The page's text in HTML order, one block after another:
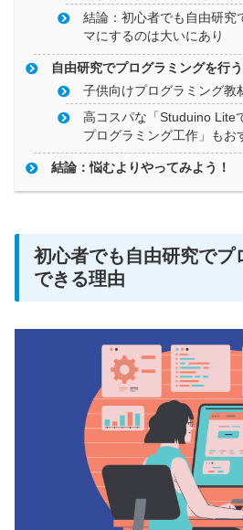
結論：初心者でも自由研究
マにするのは大いにあり
自由研究でプログラミングを行
子供向けプログラミング教
高コスパな「Studuino Lite
プログラミング工作」もお
結論：悩むよりやってみよう！
初心者でも自由研究でプ
できる理由